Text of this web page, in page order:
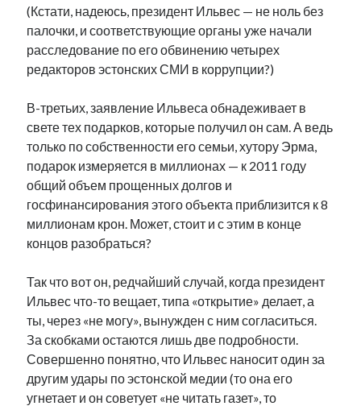
(Кстати, надеюсь, президент Ильвес — не ноль без
палочки, и соответствующие органы уже начали
расследование по его обвинению четырех
редакторов эстонских СМИ в коррупции?)
В-третьих, заявление Ильвеса обнадеживает в
свете тех подарков, которые получил он сам. А ведь
только по собственности его семьи, хутору Эрма,
подарок измеряется в миллионах — к 2011 году
общий объем прощенных долгов и
госфинансирования этого объекта приблизится к 8
миллионам крон. Может, стоит и с этим в конце
концов разобраться?
Так что вот он, редчайший случай, когда президент
Ильвес что-то вещает, типа «открытие» делает, а
ты, через «не могу», вынужден с ним согласиться.
За скобками остаются лишь две подробности.
Совершенно понятно, что Ильвес наносит один за
другим удары по эстонской медии (то она его
угнетает и он советует «не читать газет», то